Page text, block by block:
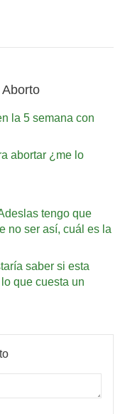
la 5 semana con
abortar ¿me lo
tengo que
no ser así, cuál es la
saber si esta
que cuesta un